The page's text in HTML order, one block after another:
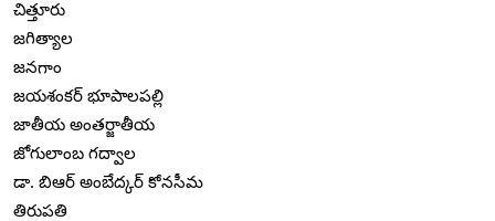
చిత్తూరు
జగిత్యాల
జనగాం
జయశంకర్ భూపాలపల్లి
జాతీయ అంతర్జాతీయ
జోగులాంబ గద్వాల
డా. బిఆర్ అంబేద్కర్ కోనసీమ
తిరుపతి